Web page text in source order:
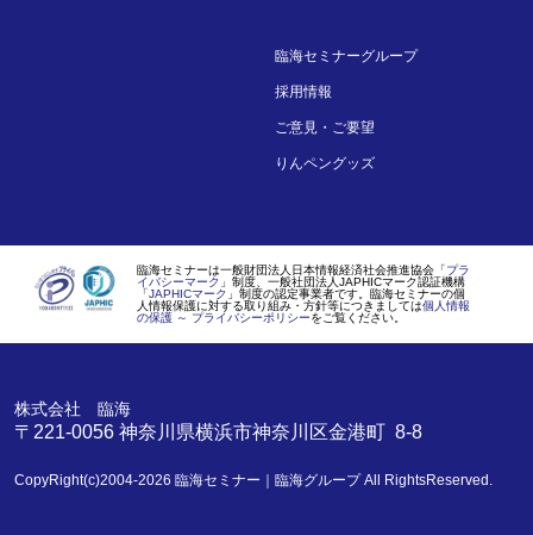
臨海セミナーグループ
採用情報
ご意見・ご要望
りんペングッズ
臨海セミナーは一般財団法人日本情報経済社会推進協会「プラ
イバシーマーク 」制度、一般社団法人JAPHICマーク認証機構
「JAPHICマーク 」制度の認定事業者です。臨海セミナーの個
人情報保護に対する取り組み・方針等につきましては個人情報
の保護 ～ プライバシーポリシーをご覧ください。
株式会社 臨海
〒221-0056 神奈川県横浜市神奈川区金港町 8-8
CopyRight(c)2004-2026 臨海セミナー｜臨海グループAll RightsReserved.